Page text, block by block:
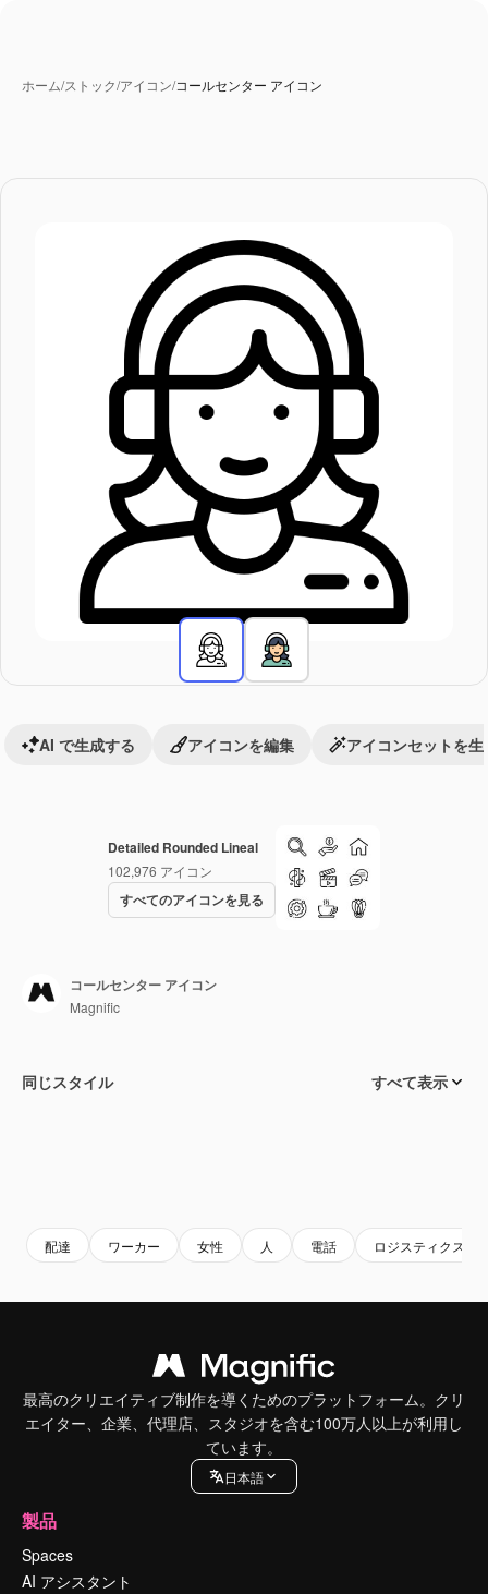
ホーム/ストック/アイコン/コールセンター アイコン
Detailed Rounded Lineal
102,976 アイコン
すべてのアイコンを見る
AI で生成する アイコンを編集 アイコンセットを生
コールセンター アイコン
Magnific
同じスタイル すべて表示
配達 ワーカー 女性 人 電話 ロジスティクス
最高のクリエイティブ制作を導くためのプラットフォーム。クリ
エイター、企業、代理店、スタジオを含む100万人以上が利用し
ています。
日本語
製品
Spaces
AI アシスタント